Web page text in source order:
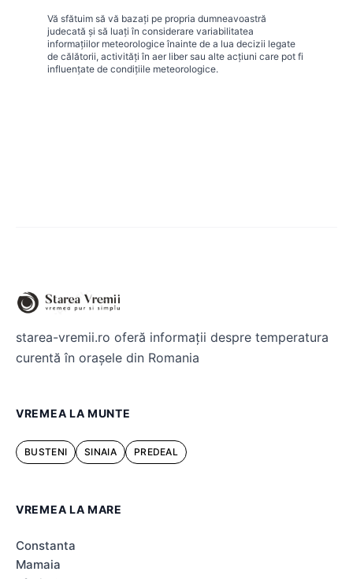
Vă sfătuim să vă bazați pe propria dumneavoastră
judecată și să luați în considerare variabilitatea
informațiilor meteorologice înainte de a lua decizii legate
de călătorii, activități în aer liber sau alte acțiuni care pot fi
influențate de condițiile meteorologice.
starea-vremii.ro oferă informații despre temperatura
curentă în orașele din Romania
VREMEA LA MUNTE
BUSTENI SINAIA PREDEAL
VREMEA LA MARE
Constanta
Mamaia